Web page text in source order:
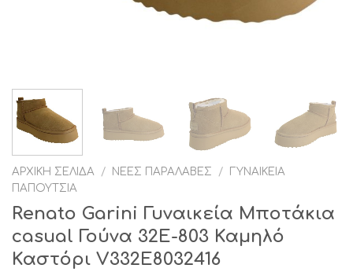
ΑΡΧΙΚΉ ΣΕΛΊΔΑ / ΝΈΕΣ ΠΑΡΑΛΑΒΈΣ /
ΓΥΝΑΙΚΕΊΑ
ΠΑΠΟΎΤΣΙΑ
Renato Garini Γυναικεία Μποτάκια
casual Γούνα 32E-803 Καμηλό
Καστόρι V332E8032416